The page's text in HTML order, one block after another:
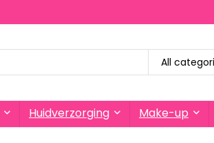
All
Huidverzorging Make-up